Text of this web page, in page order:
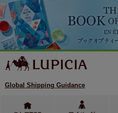
Global Shipping Guidance